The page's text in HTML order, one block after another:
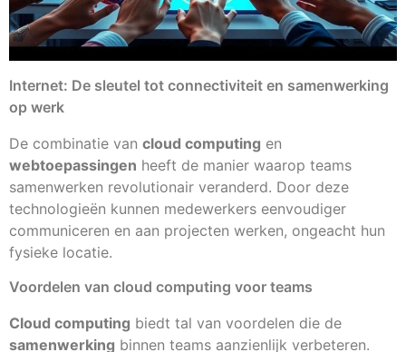
Internet: De sleutel tot connectiviteit en samenwerking
op werk
De combinatie van cloud computing en
webtoepassingen heeft de manier waarop teams
samenwerken revolutionair veranderd. Door deze
technologieën kunnen medewerkers eenvoudiger
communiceren en aan projecten werken, ongeacht hun
fysieke locatie.
Voordelen van cloud computing voor teams
Cloud computing biedt tal van voordelen die de
samenwerking binnen teams aanzienlijk verbeteren.